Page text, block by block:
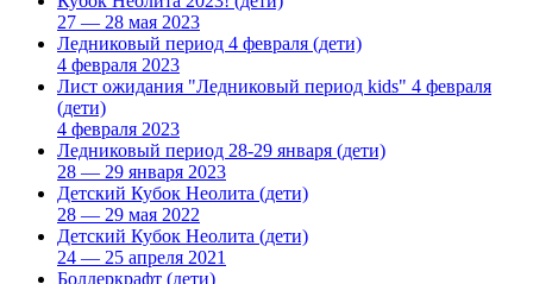
27 — 28 мая 2023
Ледниковый период 4 февраля (дети)
4 февраля 2023
Лист ожидания "Ледниковый период kids" 4 февраля
(дети)
4 февраля 2023
Ледниковый период 28-29 января (дети)
28 — 29 января 2023
Детский Кубок Неолита (дети)
28 — 29 мая 2022
Детский Кубок Неолита (дети)
24 — 25 апреля 2021
Болдеркрафт (дети)